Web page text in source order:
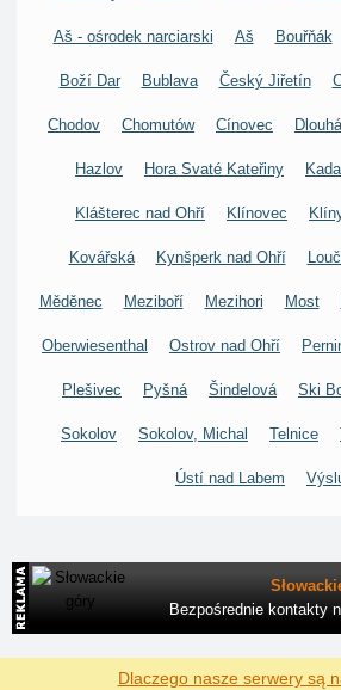
Aš - ośrodek narciarski Aš Bouřňák
Boží Dar Bublava Český Jiřetín
Chodov Chomutów Cínovec
Hazlov Hora Svaté Kateřiny
Klášterec nad Ohří Klínovec
Kovářská Kynšperk nad Ohří
Měděnec Meziboří Mezihori Most
Oberwiesenthal Ostrov nad Ohří
Plešivec Pyšná Šindelová Ski
Sokolov Sokolov, Michal Telnice
Ústí nad Labem
Bezpośrednie kontakty
Dlaczego nasze serwery są